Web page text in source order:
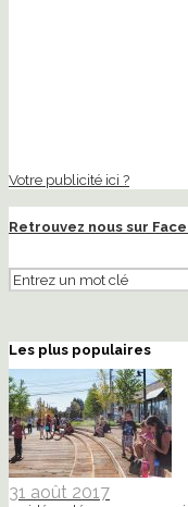
Votre publicité ici ?
Retrouvez nous sur
Les plus populaires
31 août 2017